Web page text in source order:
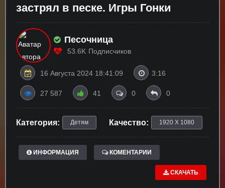
застрял в песке. Игры Гонки
Песочница
53.6K Подписчиков
16 Августа 2024 18:41:09 3:16
27 587 41 0 0
Категория: Детям Качество: 1920 X 1080
ИНФОРМАЦИЯ КОМЕНТАРИИ
СКАЧАТЬ